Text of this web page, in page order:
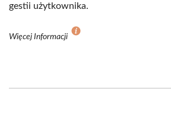
gestii użytkownika.
Więcej Informacji